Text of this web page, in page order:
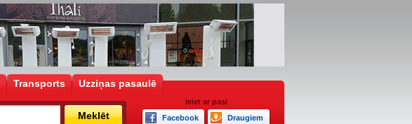
Transports Uzziņas pasaulē
Meklēt
Ieiet ar pasi
Facebook
Draugiem